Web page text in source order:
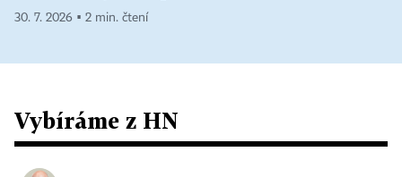
30. 7. 2026 ▪ 2 min. čtení
Vybíráme z HN